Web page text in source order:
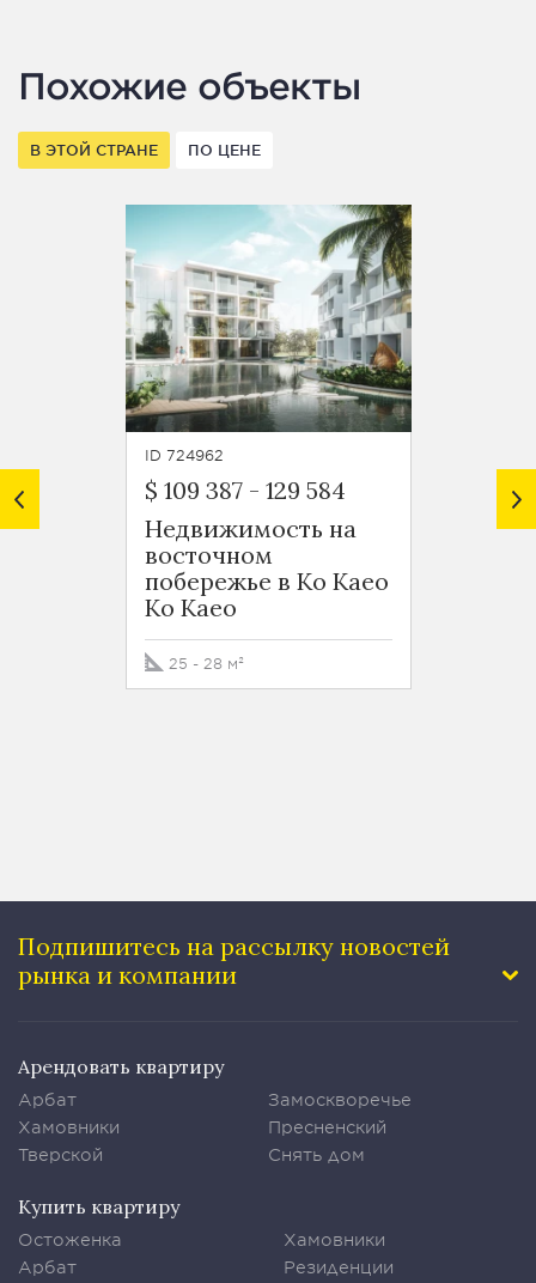
Похожие объекты
В ЭТОЙ СТРАНЕ ПО ЦЕНЕ
ID 724962
$ 109 387- 129 584
Недвижимость на
восточном
побережье в Ко Каео
Ko Kaeo
25 - 28 м²
$
Подпишитесь на рассылку новостей
рынка и компании
Арендовать квартиру
Арбат
Хамовники
Тверской
Замоскворечье
Пресненский
Снять дом
Купить квартиру
Остоженка
Арбат
Хамовники
Резиденции